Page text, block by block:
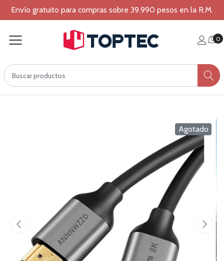
Envío gratuito para compras sobre 39.990 pesos en la R.M.
0
Agotado